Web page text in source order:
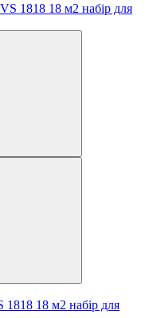
18 м2 набір для